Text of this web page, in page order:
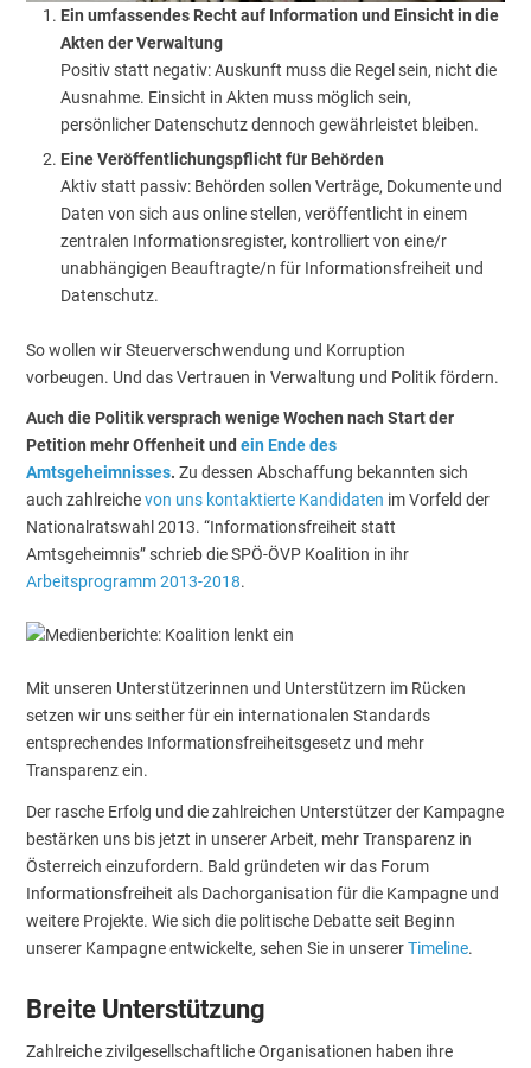
Ein umfassendes Recht auf Information und Einsicht in die
Akten der Verwaltung
Positiv statt negativ: Auskunft muss die Regel sein, nicht die
Ausnahme. Einsicht in Akten muss möglich sein,
persönlicher Datenschutz dennoch gewährleistet bleiben.
Eine Veröffentlichungspflicht für Behörden
Aktiv statt passiv: Behörden sollen Verträge, Dokumente und
Daten von sich aus online stellen, veröffentlicht in einem
zentralen Informationsregister, kontrolliert von eine/r
unabhängigen Beauftragte/n für Informationsfreiheit und
Datenschutz.
So wollen wir Steuerverschwendung und Korruption
vorbeugen. Und das Vertrauen in Verwaltung und Politik fördern.
Auch die Politik versprach wenige Wochen nach Start der
Petition mehr Offenheit undein Ende des
Amtsgeheimnisses.Zu dessen Abschaffung bekannten sich
auch zahlreichevon uns kontaktierte Kandidaten im Vorfeld der
Nationalratswahl 2013. “Informationsfreiheit statt
Amtsgeheimnis” schrieb die SPÖ-ÖVP Koalition in ihr
Arbeitsprogramm 2013-2018.
Mit unseren Unterstützerinnen und Unterstützern im Rücken
setzen wir uns seither für ein internationalen Standards
entsprechendes Informationsfreiheitsgesetz und mehr
Transparenz ein.
Der rasche Erfolg und die zahlreichen Unterstützer der Kampagne
bestärken uns bis jetzt in unserer Arbeit, mehr Transparenz in
Österreich einzufordern. Bald gründeten wir das Forum
Informationsfreiheit als Dachorganisation für die Kampagne und
weitere Projekte. Wie sich die politische Debatte seit Beginn
unserer Kampagne entwickelte, sehen Sie in unsererTimeline.
Breite Unterstützung
Zahlreiche zivilgesellschaftliche Organisationen haben ihre